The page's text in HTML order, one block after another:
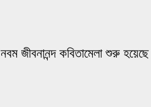
নবম জীবনানন্দ কবিতামেলা শুরু